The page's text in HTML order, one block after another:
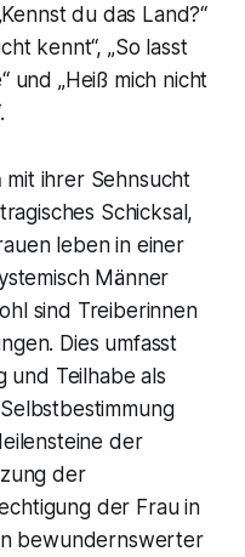
du das Land?“
kennt“, „So lasst
und „Heiß mich nicht
mit ihrer Sehnsucht
Schicksal,
leben in einer
Männer
sind Treiberinnen
Dies umfasst
und Teilhabe als
der
der
der Frau in
bewundernswerter